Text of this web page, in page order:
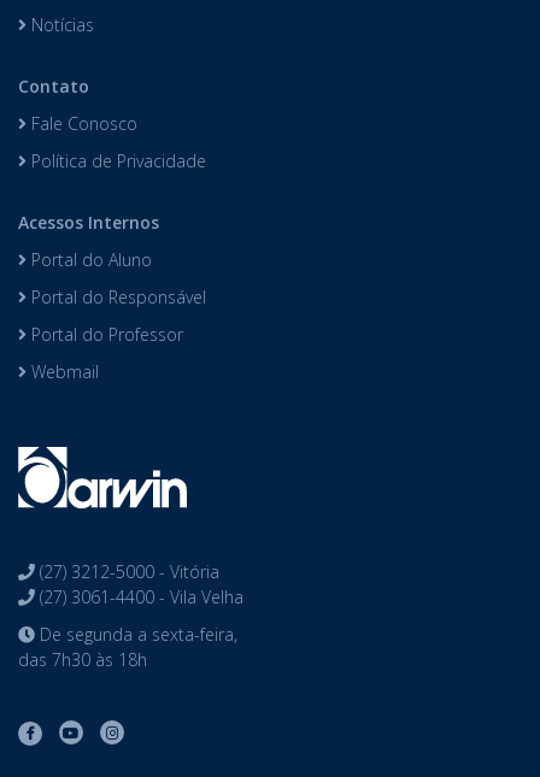
Notícias
Contato
Fale Conosco
Política de Privacidade
Acessos Internos
Portal do Aluno
Portal do Responsável
Portal do Professor
Webmail
(27) 3212-5000 - Vitória
(27) 3061-4400 - Vila Velha
De segunda a sexta-feira,
das 7h30 às 18h